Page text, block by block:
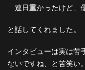
連日重かったけど、
と話してくれました。
インタビューは実は苦
ないですね、と苦笑い。